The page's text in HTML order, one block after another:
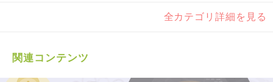
全カテゴリ詳細を見る
関連コンテンツ